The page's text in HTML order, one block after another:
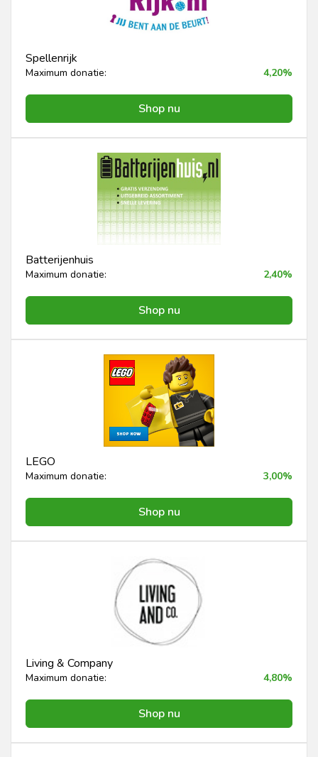
Spellenrijk
Maximum donatie: 4,20%
Shop nu
Batterijenhuis
Maximum donatie: 2,40%
Shop nu
LEGO
Maximum donatie: 3,00%
Shop nu
Living & Company
Maximum donatie: 4,80%
Shop nu